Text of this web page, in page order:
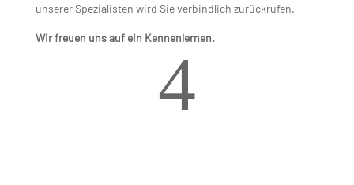
unserer Spezialisten wird Sie verbindlich zurückrufen.
Wir freuen uns auf ein Kennenlernen.
4